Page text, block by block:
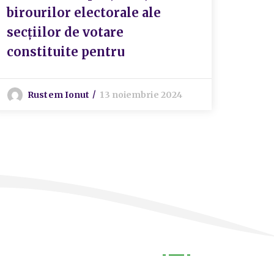
birourilor electorale ale
secţiilor de votare
constituite pentru
Rustem Ionut 13 noiembrie 2024